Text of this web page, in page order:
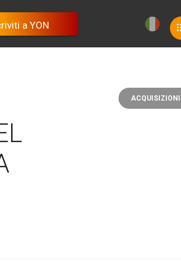
a YON
a YON
ACQUISIZIONI